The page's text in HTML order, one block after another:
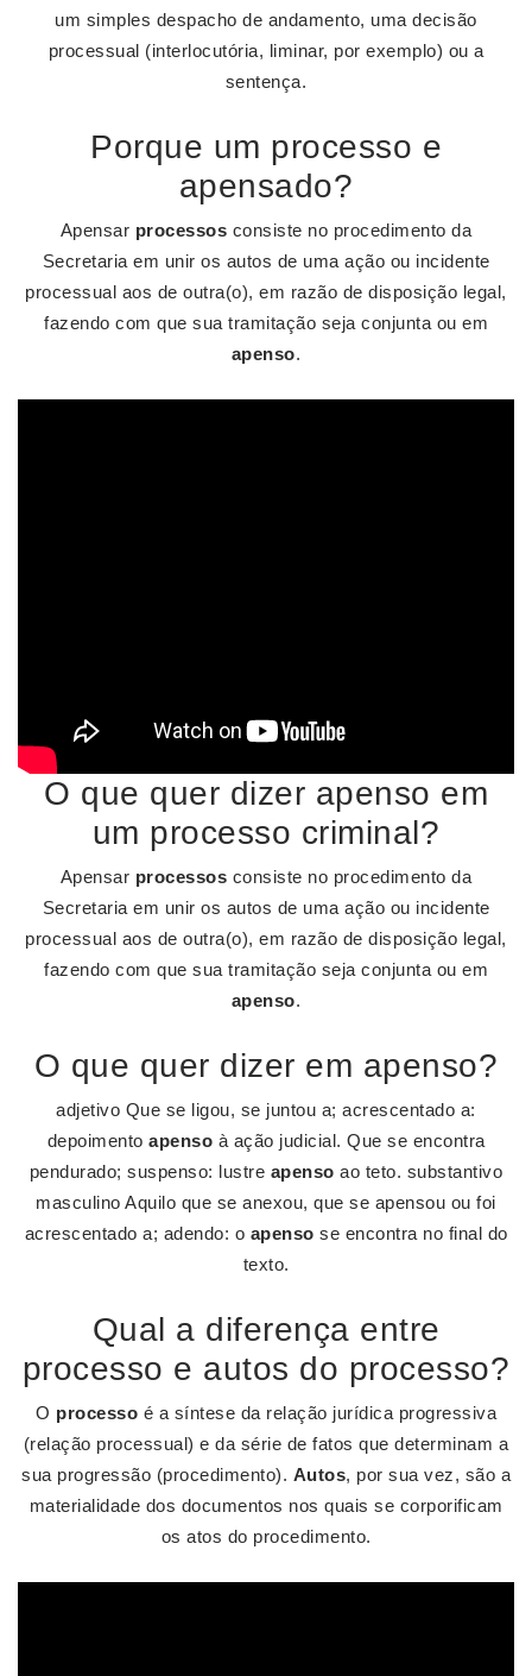
um simples despacho de andamento, uma decisão
processual (interlocutória, liminar, por exemplo) ou a
sentença.
Porque um processo e
apensado?
Apensar processos consiste no procedimento da
Secretaria em unir os autos de uma ação ou incidente
processual aos de outra(o), em razão de disposição legal,
fazendo com que sua tramitação seja conjunta ou em
apenso.
O que quer dizer apenso em
um processo criminal?
Apensar processos consiste no procedimento da
Secretaria em unir os autos de uma ação ou incidente
processual aos de outra(o), em razão de disposição legal,
fazendo com que sua tramitação seja conjunta ou em
apenso.
O que quer dizer em apenso?
adjetivo Que se ligou, se juntou a; acrescentado a:
depoimento apenso à ação judicial. Que se encontra
pendurado; suspenso: lustre apenso ao teto. substantivo
masculino Aquilo que se anexou, que se apensou ou foi
acrescentado a; adendo: o apenso se encontra no final do
texto.
Qual a diferença entre
processo e autos do processo?
O processo é a síntese da relação jurídica progressiva
(relação processual) e da série de fatos que determinam a
sua progressão (procedimento). Autos, por sua vez, são a
materialidade dos documentos nos quais se corporificam
os atos do procedimento.